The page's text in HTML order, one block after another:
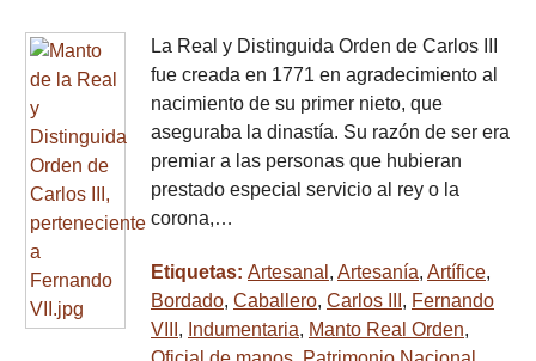
La Real y Distinguida Orden de Carlos III
fue creada en 1771 en agradecimiento al
nacimiento de su primer nieto, que
aseguraba la dinastía. Su razón de ser era
premiar a las personas que hubieran
prestado especial servicio al rey o la
corona,…
Etiquetas: Artesanal , Artesanía, Artífice,
Bordado, Caballero, Carlos III , Fernando
VIII , Indumentaria, Manto Real Orden,